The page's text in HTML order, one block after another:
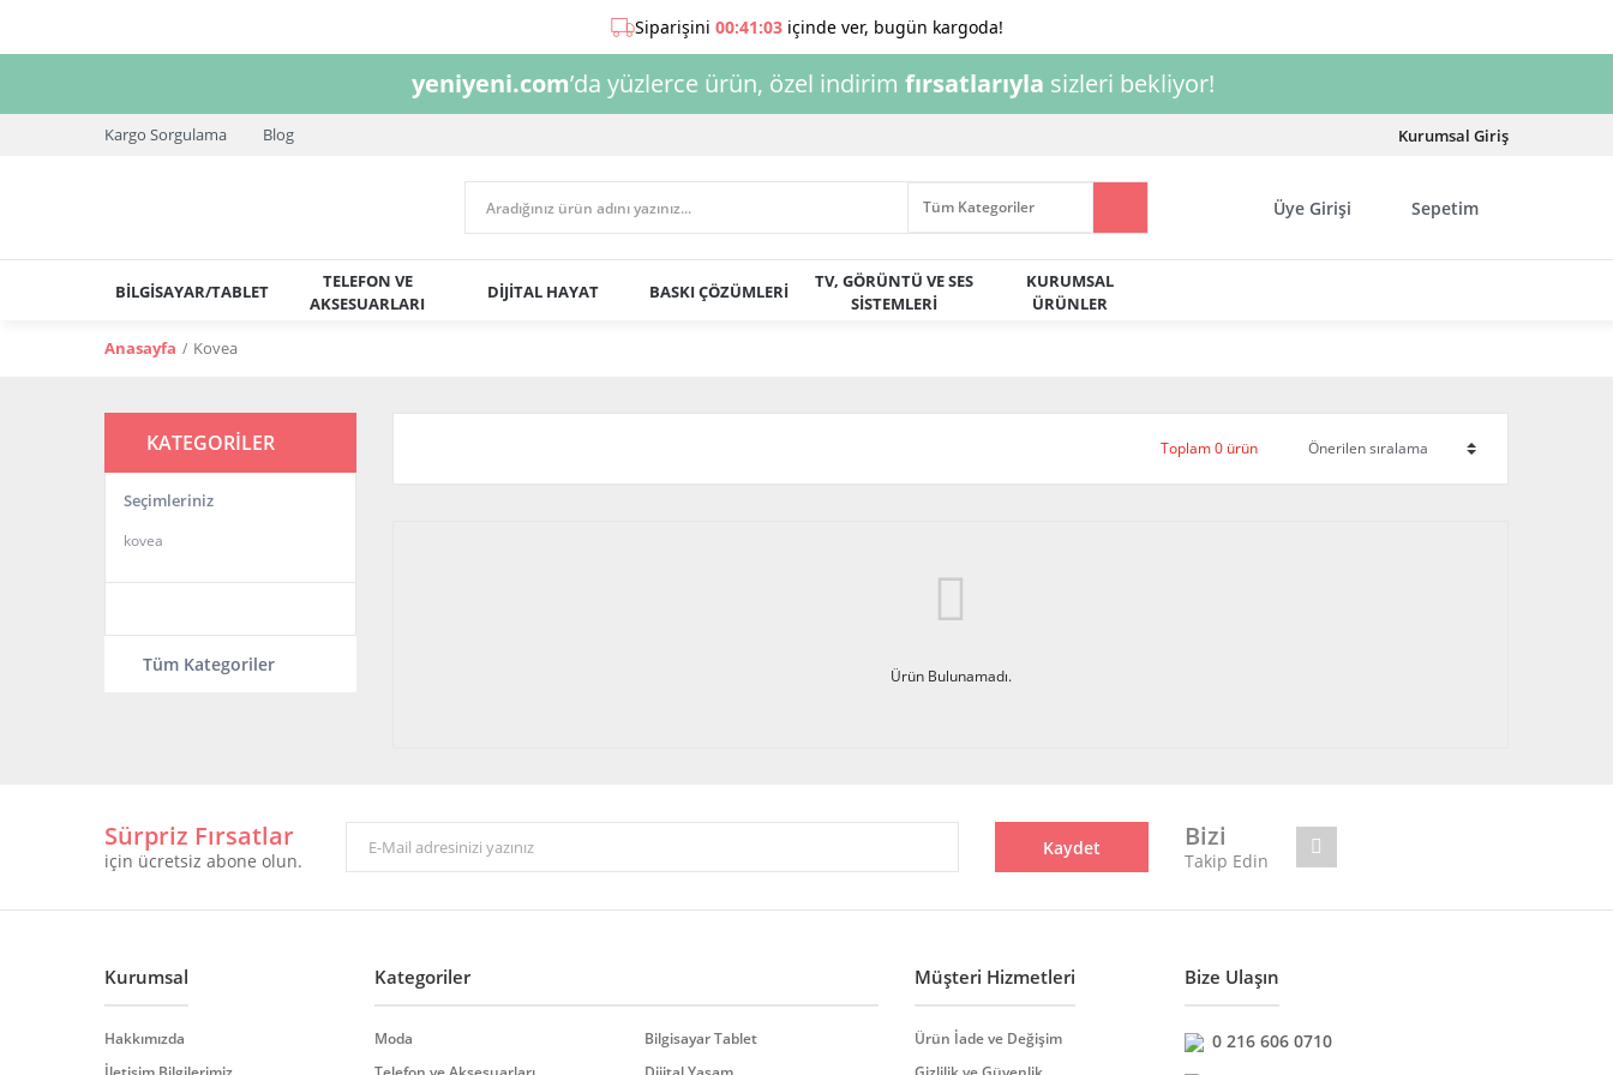
yeniyeni.com’da yüzlerce ürün, özel indirim fırsatlarıyla sizleri bekliyor!
Kargo Sorgulama Blog Kurumsal Giriş
Üye Girişi Sepetim
BİLGİSAYAR/TABLET
TELEFON VE
AKSESUARLARI
DİJİTAL HAYAT BASKI ÇÖZÜMLERİ
TV, GÖRÜNTÜ VE SES
SİSTEMLERİ
KURUMSAL
ÜRÜNLER
Anasayfa Kovea
KATEGORİLER
Seçimleriniz
kovea
Tüm Kategoriler
Toplam 0 ürün
Ürün Bulunamadı.
Sürpriz Fırsatlar
için ücretsiz abone olun.
Kaydet Bizi
Takip Edin
Kurumsal
Hakkımızda
Kategoriler
Moda
Bilgisayar Tablet
Müşteri Hizmetleri
Ürün İade ve Değişim
Bize Ulaşın
0 216 606 0710